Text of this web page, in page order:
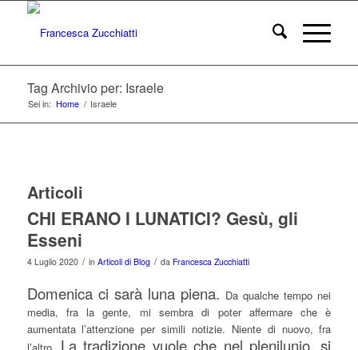
Tag Archivio per: Israele
Sei in: Home / Israele
Articoli
CHI ERANO I LUNATICI? Gesù, gli
Esseni
4 Luglio 2020 / in Articoli di Blog / da Francesca Zucchiatti
Domenica ci sarà luna piena. Da qualche tempo nei
media, fra la gente, mi sembra di poter affermare che è
aumentata l’attenzione per simili notizie. Niente di nuovo, fra
La tradizione vuole che nel plenilunio, si